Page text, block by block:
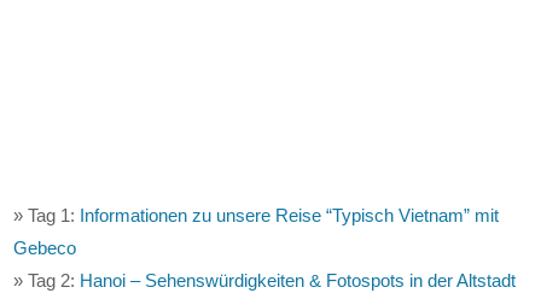
» Tag 1: Informationen zu unsere Reise “Typisch Vietnam” mit
Gebeco
» Tag 2: Hanoi – Sehenswürdigkeiten & Fotospots in der Altstadt